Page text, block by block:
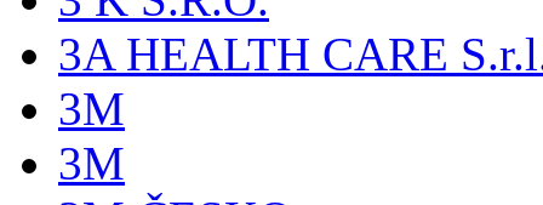
3A HEALTH CARE
3M
3M